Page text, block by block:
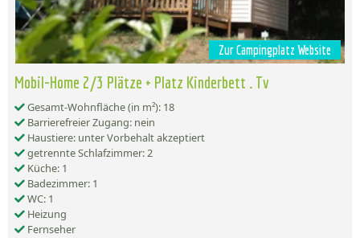
Zur Campingplatz Website
Mobil-Home 2/3 Plätze + Platz Kinderbett . Tv
Gesamt-Wohnfläche (in m²): 18
Barrierefreier Zugang: nein
Haustiere: unter Vorbehalt akzeptiert
getrennte Schlafzimmer: 2
Küche: 1
Badezimmer: 1
WC: 1
Heizung
Fernseher